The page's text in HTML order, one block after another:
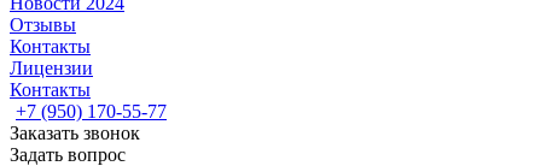
Отзывы
Контакты
Лицензии
Контакты
+7 (950) 170-55-77
Заказать звонок
Задать вопрос